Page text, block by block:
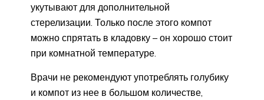
укутывают для дополнительной
стерелизации. Только после этого компот
можно спрятать в кладовку – он хорошо стоит
при комнатной температуре.
Врачи не рекомендуют употреблять голубику
и компот из нее в большом количестве,